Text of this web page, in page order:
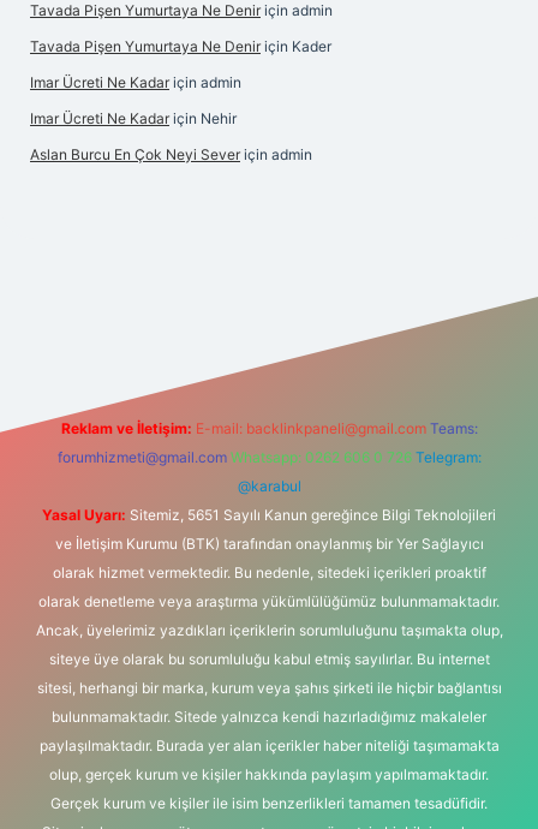
Tavada Pişen Yumurtaya Ne Denir için admin
Tavada Pişen Yumurtaya Ne Denir için Kader
Imar Ücreti Ne Kadar için admin
Imar Ücreti Ne Kadar için Nehir
Aslan Burcu En Çok Neyi Sever için admin
elexbetgiris.org
Reklam ve İletişim: E-mail: backlinkpaneli@gmail.com Teams:
forumhizmeti@gmail.com Whatsapp: 0262 606 0 726 Telegram:
@karabul
Yasal Uyarı: Sitemiz, 5651 Sayılı Kanun gereğince Bilgi Teknolojileri
ve İletişim Kurumu (BTK) tarafından onaylanmış bir Yer Sağlayıcı
olarak hizmet vermektedir. Bu nedenle, sitedeki içerikleri proaktif
olarak denetleme veya araştırma yükümlülüğümüz bulunmamaktadır.
Ancak, üyelerimiz yazdıkları içeriklerin sorumluluğunu taşımakta olup,
siteye üye olarak bu sorumluluğu kabul etmiş sayılırlar. Bu internet
sitesi, herhangi bir marka, kurum veya şahıs şirketi ile hiçbir bağlantısı
bulunmamaktadır. Sitede yalnızca kendi hazırladığımız makaleler
paylaşılmaktadır. Burada yer alan içerikler haber niteliği taşımamakta
olup, gerçek kurum ve kişiler hakkında paylaşım yapılmamaktadır.
Gerçek kurum ve kişiler ile isim benzerlikleri tamamen tesadüfidir.